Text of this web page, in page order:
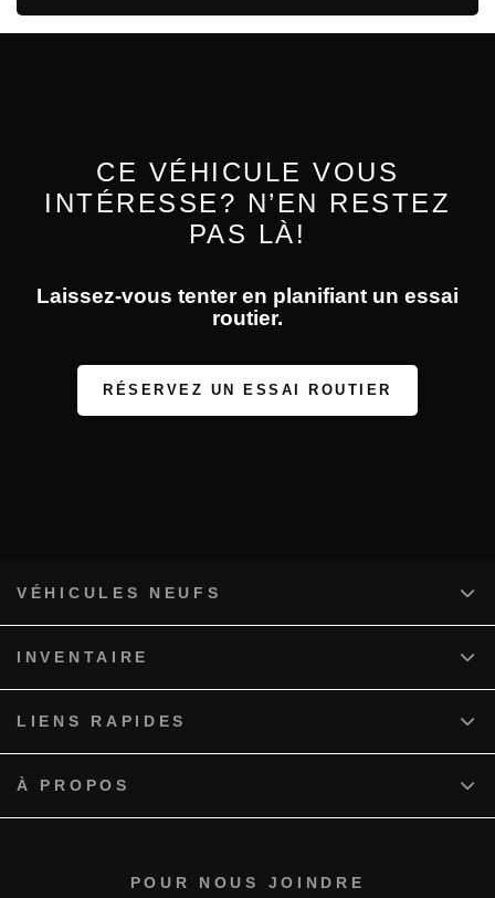
et aide au démarrage en côte
CE VÉHICULE VOUS
INTÉRESSE? N’EN RESTEZ
PAS LÀ!
Laissez-vous tenter en planifiant un essai
routier.
RÉSERVEZ UN ESSAI ROUTIER
POUR NOUS JOINDRE
VÉHICULES NEUFS
INVENTAIRE
LIENS RAPIDES
À PROPOS